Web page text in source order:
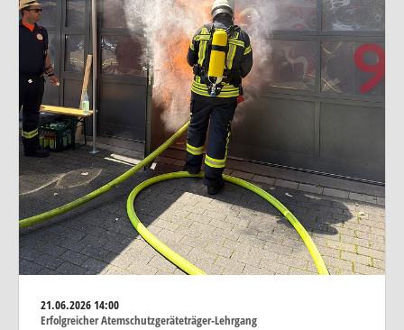
21.06.202614:00
Erfolgreicher Atemschutzgeräteträger-Lehrgang